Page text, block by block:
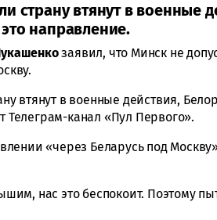
страну втянут в военные
направление.
заявил, что Минск не
втянут в военные действия,
Телеграм-канал «Пул Первого».
«через Беларусь под
нас это беспокоит. Поэтому